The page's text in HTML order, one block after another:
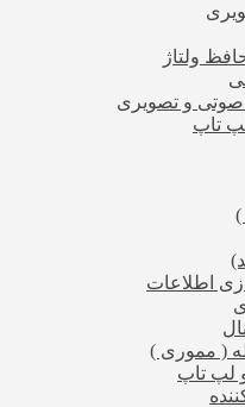
ولتاژ
صوتی و تصویری
تاپ
)
اطلاعات
( مموری )
لپ تاپ